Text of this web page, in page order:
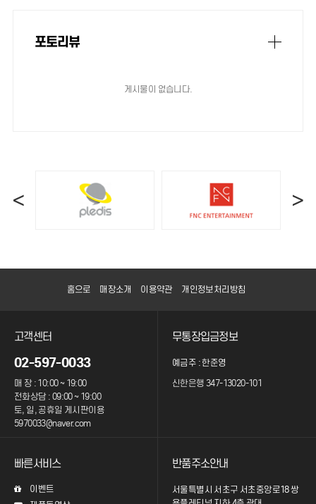
포토리뷰
게시물이 없습니다.
< >
홈으로 매장소개 이용약관 개인정보처리방침
고객센터
02-597-0033
매 장 : 10:00 ~ 19:00
전화상담 : 09:00 ~ 19:00
토, 일, 공휴일 게시판이용
5970033@naver.com
무통장입금정보
예금주 : 한준영
신한은행 347-13020-101
빠른서비스
이벤트
반품주소안내
서울특별시 서초구 서초중앙로18 쌍